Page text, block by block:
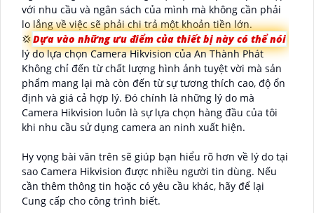
với nhu cầu và ngân sách của mình mà không cần phải
lo lắng về việc sẽ phải chi trả một khoản tiền lớn.
💢Dựa vào những ưu điểm của thiết bị này có thể nói
lý do lựa chọn Camera Hikvision của An Thành Phát
Không chỉ đến từ chất lượng hình ảnh tuyệt vời mà sản
phẩm mang lại mà còn đến từ sự tương thích cao, độ ổn
định và giá cả hợp lý. Đó chính là những lý do mà
Camera Hikvision luôn là sự lựa chọn hàng đầu của tôi
khi nhu cầu sử dụng camera an ninh xuất hiện.
Hy vọng bài văn trên sẽ giúp bạn hiểu rõ hơn về lý do tại
sao Camera Hikvision được nhiều người tin dùng. Nếu
cần thêm thông tin hoặc có yêu cầu khác, hãy để lại
Cung cấp cho công trình biết.